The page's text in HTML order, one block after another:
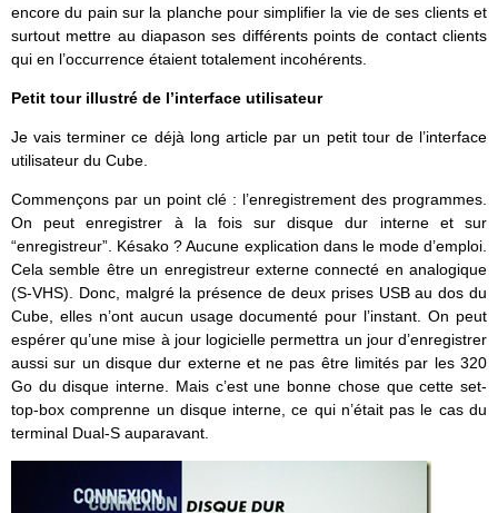
encore du pain sur la planche pour simplifier la vie de ses clients et
surtout mettre au diapason ses différents points de contact clients
qui en l’occurrence étaient totalement incohérents.
Petit tour illustré de l’interface utilisateur
Je vais terminer ce déjà long article par un petit tour de l’interface
utilisateur du Cube.
Commençons par un point clé : l’enregistrement des programmes.
On peut enregistrer à la fois sur disque dur interne et sur
“enregistreur”. Késako ? Aucune explication dans le mode d’emploi.
Cela semble être un enregistreur externe connecté en analogique
(S-VHS). Donc, malgré la présence de deux prises USB au dos du
Cube, elles n’ont aucun usage documenté pour l’instant. On peut
espérer qu’une mise à jour logicielle permettra un jour d’enregistrer
aussi sur un disque dur externe et ne pas être limités par les 320
Go du disque interne. Mais c’est une bonne chose que cette set-
top-box comprenne un disque interne, ce qui n’était pas le cas du
terminal Dual-S auparavant.